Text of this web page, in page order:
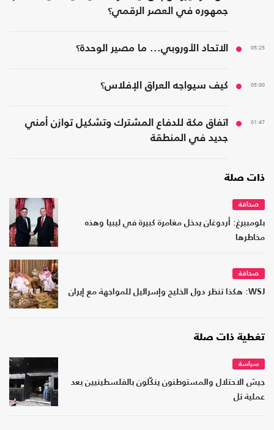
جمهوره في العصر الرقمي؟
05:25 الاتحاد الأوروبي... ما مصير الوحدة؟
05:00 كيف سيواجه العراق الإفلاس؟
01:47
اتفاق مكة للدفاع المشترك وتشكيل توازن أمني
جديد في المنطقة
ذات صلة
صحافة
بلومبيرغ: أردوغان يدخل مغامرة كبيرة في ليبيا وهذه
مخاطرها
صحافة
WSJ: هكذا تنظر دول الخليج وإسرائيل للمواجهة مع إيران
تغطية ذات صلة
سياسة
جيش الاحتلال والمستوطنون ينكّلون بالفلسطينيين بعد
عملية تل